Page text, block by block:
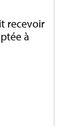
recevoir
à